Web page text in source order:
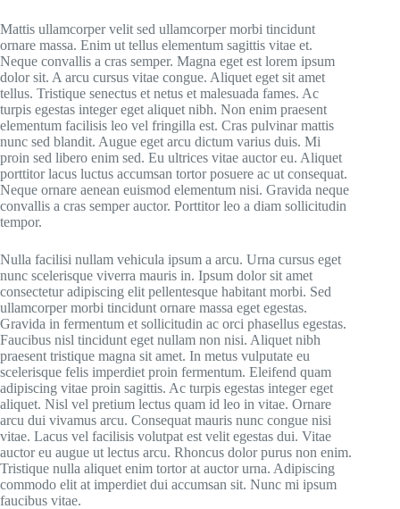
Mattis ullamcorper velit sed ullamcorper morbi tincidunt
ornare massa. Enim ut tellus elementum sagittis vitae et.
Neque convallis a cras semper. Magna eget est lorem ipsum
dolor sit. A arcu cursus vitae congue. Aliquet eget sit amet
tellus. Tristique senectus et netus et malesuada fames. Ac
turpis egestas integer eget aliquet nibh. Non enim praesent
elementum facilisis leo vel fringilla est. Cras pulvinar mattis
nunc sed blandit. Augue eget arcu dictum varius duis. Mi
proin sed libero enim sed. Eu ultrices vitae auctor eu. Aliquet
porttitor lacus luctus accumsan tortor posuere ac ut consequat.
Neque ornare aenean euismod elementum nisi. Gravida neque
convallis a cras semper auctor. Porttitor leo a diam sollicitudin
tempor.
Nulla facilisi nullam vehicula ipsum a arcu. Urna cursus eget
nunc scelerisque viverra mauris in. Ipsum dolor sit amet
consectetur adipiscing elit pellentesque habitant morbi. Sed
ullamcorper morbi tincidunt ornare massa eget egestas.
Gravida in fermentum et sollicitudin ac orci phasellus egestas.
Faucibus nisl tincidunt eget nullam non nisi. Aliquet nibh
praesent tristique magna sit amet. In metus vulputate eu
scelerisque felis imperdiet proin fermentum. Eleifend quam
adipiscing vitae proin sagittis. Ac turpis egestas integer eget
aliquet. Nisl vel pretium lectus quam id leo in vitae. Ornare
arcu dui vivamus arcu. Consequat mauris nunc congue nisi
vitae. Lacus vel facilisis volutpat est velit egestas dui. Vitae
auctor eu augue ut lectus arcu. Rhoncus dolor purus non enim.
Tristique nulla aliquet enim tortor at auctor urna. Adipiscing
commodo elit at imperdiet dui accumsan sit. Nunc mi ipsum
faucibus vitae.